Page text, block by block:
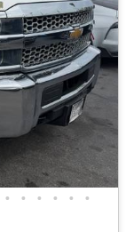
• • • • • •